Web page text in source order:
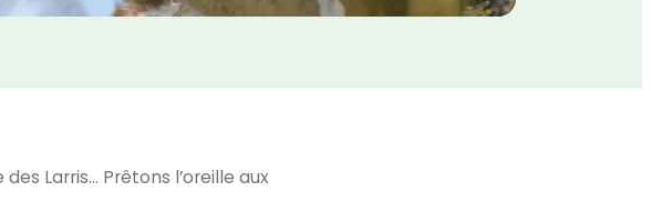
Larris… Prêtons l’oreille aux